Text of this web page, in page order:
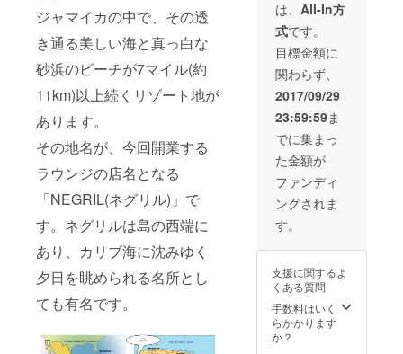
ジャマイカの中で、その透
き通る美しい海と真っ白な
砂浜のビーチが7マイル(約
11km)以上続くリゾート地が
あります。
その地名が、今回開業する
ラウンジの店名となる
「NEGRIL(ネグリル)」で
す。ネグリルは島の西端に
あり、カリブ海に沈みゆく
夕日を眺められる名所とし
ても有名です。
す。
上限で
す。そ
れ以上
の場合
は、複
ターン
でご支
だけま
すと幸
す。
を制作
致しま
す。 (グ
ラ
フィッ
クデザ
イナー
ります
ので、
あなた
のイ
メージ
に沿っ
た作品
ます。)
(会社や
店舗な
どの商
業的で
も、
程度)店
舗貸出
・
Thank
you
letterを
お送り
致しま
す。 ・
当
Lounge
でお出
しする
コー
ヒー
場所ま
にお伺
い致し
ます。
※首都圏
月 ・希
望の方
に店内
へご希
望の写
真を掲
示 ・ス
タッフ
として
体験
(コー
ヒー、
ジャマ
イカ料
理のス
す)可能
時(平日
の半日
程度)店
舗貸出
は、 All-In方
式です。
目標金額に
関わらず、
2017/09/29
23:59:59ま
でに集まっ
た金額が
ファンディ
ングされま
す。
支援に関するよ
くある質問
手数料はいく
らかかります
か？